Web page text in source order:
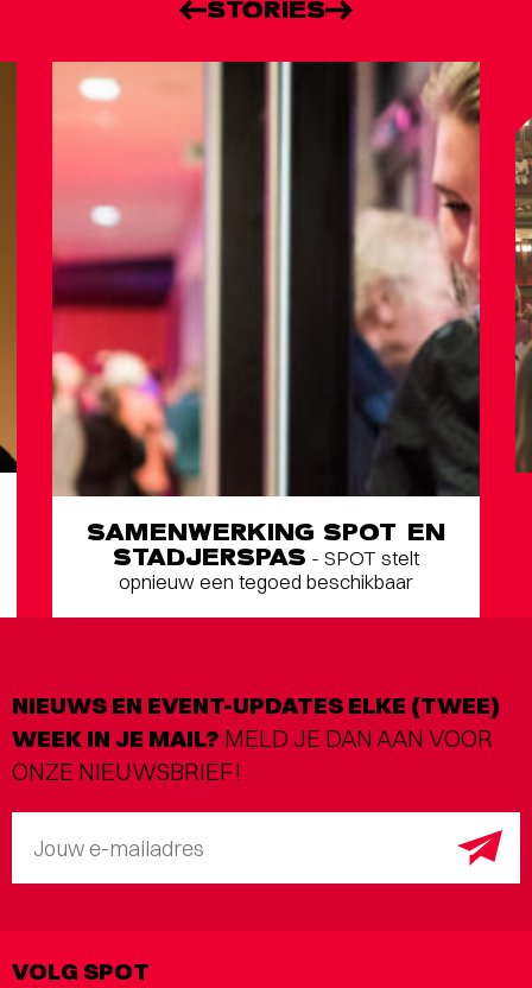
STORIES
SAMENWERKING SPOT EN
STADJERSPAS - SPOT stelt
opnieuw een tegoed beschikbaar
NIEUWS EN EVENT-UPDATES ELKE (TWEE)
WEEK IN JE MAIL? MELD JE DAN AAN VOOR
ONZE NIEUWSBRIEF!
Jouw e-mailadres
VOLG SPOT